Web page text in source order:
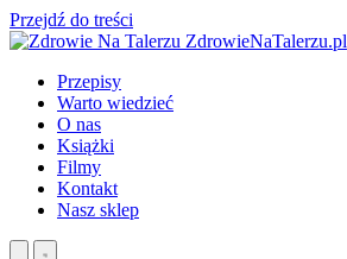
Przejdź do treści
ZdrowieNaTalerzu.pl
Przepisy
Warto wiedzieć
O nas
Książki
Filmy
Kontakt
Nasz sklep